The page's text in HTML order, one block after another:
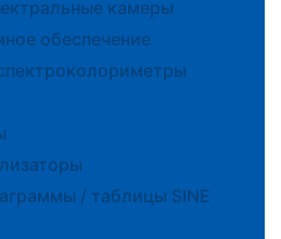
камеры
обеспечение
/ таблицы SINE